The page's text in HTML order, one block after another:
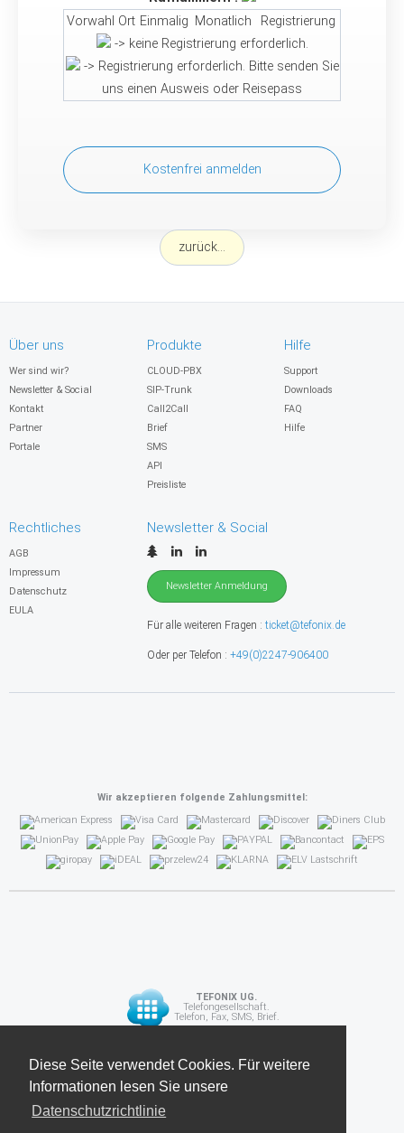
Diese Seite verwendet Cookies. Für weitere
Informationen lesen Sie unsere
Datenschutzrichtlinie
Diese Seite verwendet Cookies. Für weitere
Informationen lesen Sie unsere
Datenschutzrichtlinie
Vorwahl Ort Einmalig Monatlich
Registrierung
-> keine Registrierung erforderlich.
-> Registrierung erforderlich. Bitte senden Sie
uns einen Ausweis oder Reisepass
Kostenfrei anmelden
zurück...
Über uns
Wer sind wir?
Newsletter & Social
Kontakt
Partner
Portale
Produkte
CLOUD-PBX
SIP-Trunk
Call2Call
Brief
SMS
API
Preisliste
Hilfe
Support
Downloads
FAQ
Hilfe
Rechtliches
AGB
Impressum
Datenschutz
EULA
Newsletter & Social
Newsletter Anmeldung
Für alle weiteren Fragen : ticket@tefonix.de
Oder per Telefon : +49(0)2247-906400
Wir akzeptieren folgende Zahlungsmittel:
TEFONIX UG.
Telefongesellschaft.
Telefon, Fax, SMS, Brief.
API